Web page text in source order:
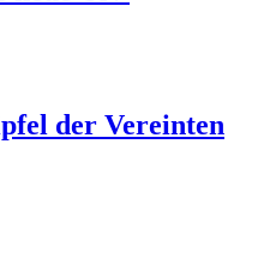
der Vereinten